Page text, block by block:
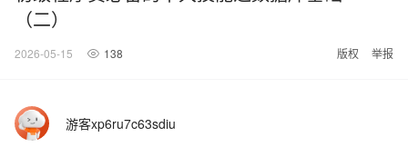
（二）
2026-05-15 138 版权 举报
游客xp6ru7c63sdiu